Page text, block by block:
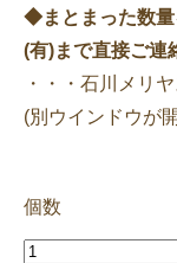
◆まとまった数量
(有)まで直接ご連
・・・ 石川メリ
(別ウインドウが
個数